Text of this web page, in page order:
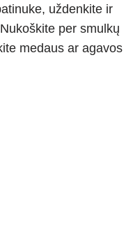
uždenkite ir
per smulkų
medaus ar agavos